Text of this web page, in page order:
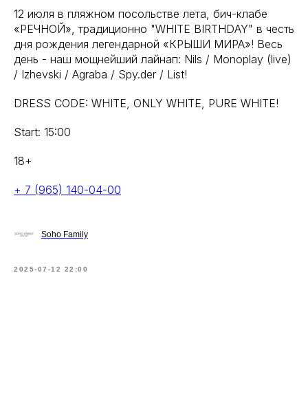
12 июля в пляжном посольстве лета, бич-клабе
«РЕЧНОЙ», традиционно "WHITE BIRTHDAY" в честь
дня рождения легендарной «КРЫШИ МИРА»! Весь
день - наш мощнейший лайнап: Nils / Monoplay (live)
/ Izhevski / Agraba / Spy.der / List!
DRESS CODE: WHITE, ONLY WHITE, PURE WHITE!
Start: 15:00
18+
+ 7 (965) 140-04-00
Soho Family
2025-07-12 22:00